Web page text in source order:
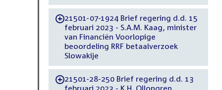
-21501-07-1924 Brief regering d.d. 15
februari 2023 - S.A.M. Kaag, minister
van Financiën Voorlopige
beoordeling RRF betaalverzoek
Slowakije
-21501-28-250 Brief regering d.d. 13